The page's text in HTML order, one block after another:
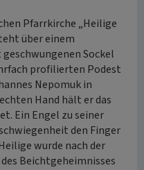
Pfarrkirche „Heilige
über einem
Sockel
profilierten Podest
Nepomuk in
Hand hält er das
Ein Engel zu seiner
den Finger
wurde nach der
Beichtgeheimnisses